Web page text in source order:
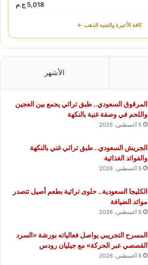
5,018 ج.م
كافة الأعيرة والجنيه الذهب ←
الأشهر
المرقوق السعودي.. طبق تراثي يجمع بين العجين
واللحم في وصفة غنية بالنكهة
5 أغسطس، 2026
الجريش السعودي.. طبق تراثي غني بالنكهة
والفوائد الغذائية
5 أغسطس، 2026
الكليجا السعودية.. حلوى تراثية بطعم أصيل تتصدر
موائد الضيافة
5 أغسطس، 2026
المسرح التجريبي يواصل فعالياته بورشة «السرد
القصصي عبر الحركة» مع جيليان رودس
5 أغسطس، 2026